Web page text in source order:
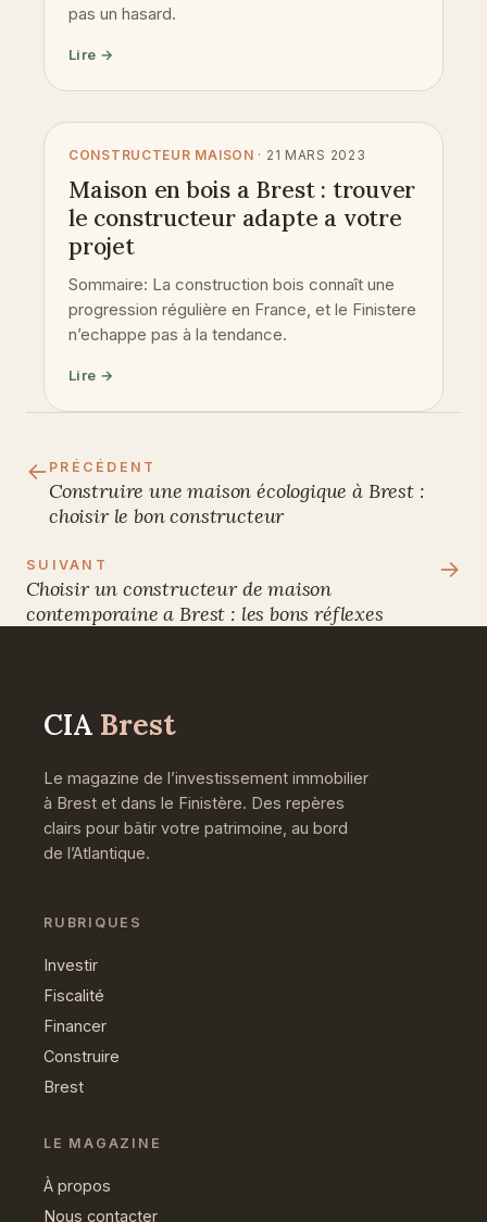
pas un hasard.
Lire →
CONSTRUCTEUR MAISON · 21 MARS 2023
Maison en bois a Brest : trouver
le constructeur adapte a votre
projet
Sommaire: La construction bois connaît une
progression régulière en France, et le Finistere
n’echappe pas à la tendance.
Lire →
← PRÉCÉDENT
Construire une maison écologique à Brest :
choisir le bon constructeur
SUIVANT
Choisir un constructeur de maison
contemporaine a Brest : les bons réflexes
→
CIA Brest
Le magazine de l’investissement immobilier
à Brest et dans le Finistère. Des repères
clairs pour bâtir votre patrimoine, au bord
de l’Atlantique.
RUBRIQUES
Investir
Fiscalité
Financer
Construire
Brest
LE MAGAZINE
À propos
Nous contacter